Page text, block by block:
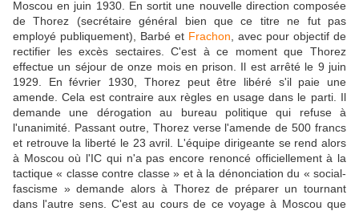
Moscou en juin 1930. En sortit une nouvelle direction composée
de Thorez (secrétaire général bien que ce titre ne fut pas
employé publiquement), Barbé et Frachon , avec pour objectif de
rectifier les excès sectaires. C'est à ce moment que Thorez
effectue un séjour de onze mois en prison. Il est arrêté le 9 juin
1929. En février 1930, Thorez peut être libéré s'il paie une
amende. Cela est contraire aux règles en usage dans le parti. Il
demande une dérogation au bureau politique qui refuse à
l'unanimité. Passant outre, Thorez verse l'amende de 500 francs
et retrouve la liberté le 23 avril. L'équipe dirigeante se rend alors
à Moscou où l'IC qui n'a pas encore renoncé officiellement à la
tactique « classe contre classe » et à la dénonciation du « social-
fascisme » demande alors à Thorez de préparer un tournant
dans l'autre sens. C'est au cours de ce voyage à Moscou que